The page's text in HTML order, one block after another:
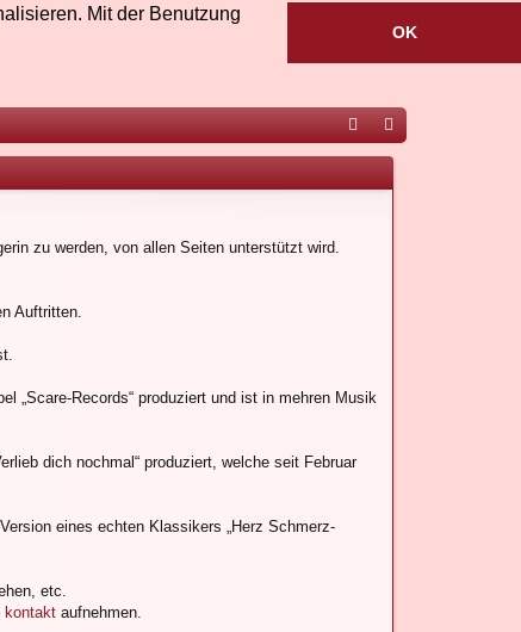
Mit der Benutzung
OK
ac ou
zu werden, von allen Seiten unterstützt wird.
Auftritten.
„Scare-Records“ produziert und ist in mehren Musik
dich nochmal“ produziert, welche seit Februar
eines echten Klassikers „Herz Schmerz-
etc.
kontakt aufnehmen.